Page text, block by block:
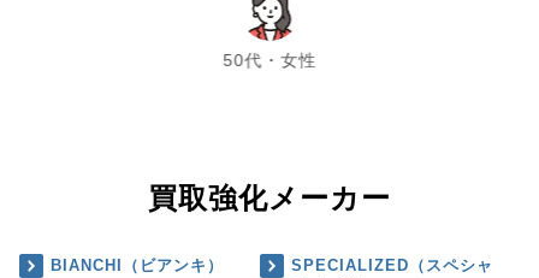
50代・女性
chevron_left chevron_right
買取強化メーカー
BIANCHI（ビアンキ）
SPECIALIZED（スペシャ